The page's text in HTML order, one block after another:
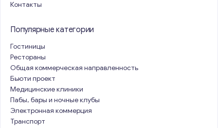
Контакты
Популярные категории
Гостиницы
Рестораны
Общая коммерческая направленность
Бьюти проект
Медицинские клиники
Пабы, бары и ночные клубы
Электронная коммерция
Транспорт